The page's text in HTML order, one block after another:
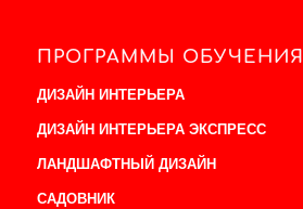
ПРОГРАММЫ ОБУЧЕНИЯ
ДИЗАЙН ИНТЕРЬЕРА
ДИЗАЙН ИНТЕРЬЕРА ЭКСПРЕСС
ЛАНДШАФТНЫЙ ДИЗАЙН
САДОВНИК